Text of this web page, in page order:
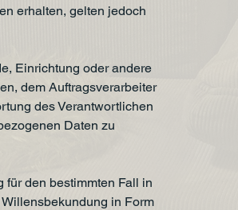
erhalten, gelten jedoch
Einrichtung oder andere
dem Auftragsverarbeiter
des Verantwortlichen
Daten zu
den bestimmten Fall in
in Form